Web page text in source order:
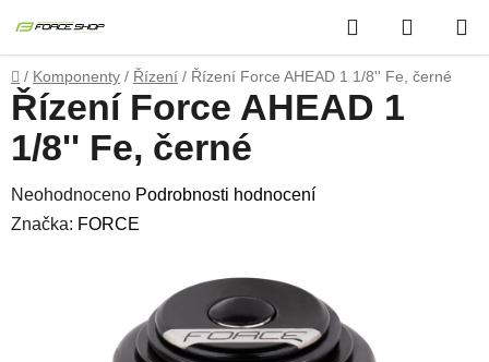
na
obsah
Hledat
KOŠÍK
Domů
/ Komponenty / Řízení / Řízení Force AHEAD 1 1/8'' Fe, černé
Řízení Force AHEAD 1
1/8'' Fe, černé
Průměrné
hodnocení
Neohodnoceno Podrobnosti hodnocení
Značka: FORCE